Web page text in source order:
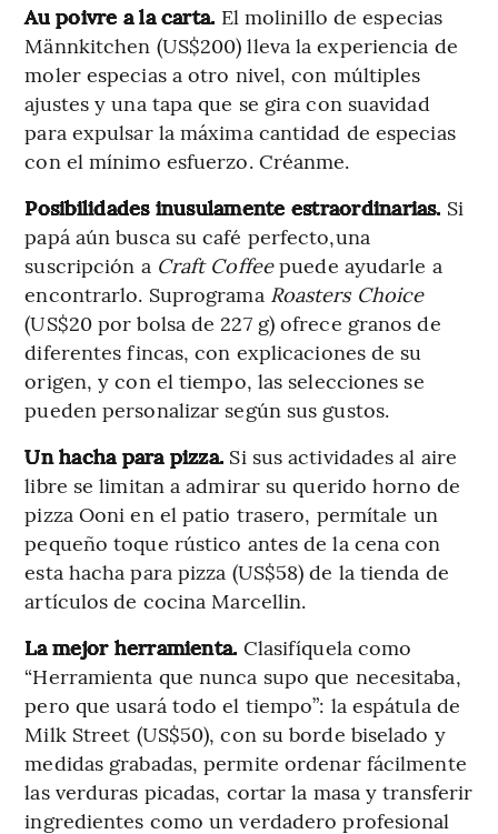
Au poivre a la carta. El molinillo de especias
Männkitchen (US$200) lleva la experiencia de
moler especias a otro nivel, con múltiples
ajustes y una tapa que se gira con suavidad
para expulsar la máxima cantidad de especias
con el mínimo esfuerzo. Créanme.
Posibilidades inusulamente estraordinarias. Si
papá aún busca su café perfecto,una
suscripción a Craft Coffeepuede ayudarle a
encontrarlo. Suprograma Roasters Choice
(US$20 por bolsa de 227 g) ofrece granos de
diferentes fincas, con explicaciones de su
origen, y con el tiempo, las selecciones se
pueden personalizar según sus gustos.
Un hacha para pizza. Si sus actividades al aire
libre se limitan a admirar su querido horno de
pizza Ooni en el patio trasero, permítale un
pequeño toque rústico antes de la cena con
esta hacha para pizza (US$58) de la tienda de
artículos de cocina Marcellin.
La mejor herramienta. Clasifíquela como
“Herramienta que nunca supo que necesitaba,
pero que usará todo el tiempo”: la espátula de
Milk Street (US$50), con su borde biselado y
medidas grabadas, permite ordenar fácilmente
las verduras picadas, cortar la masa y transferir
ingredientes como un verdadero profesional